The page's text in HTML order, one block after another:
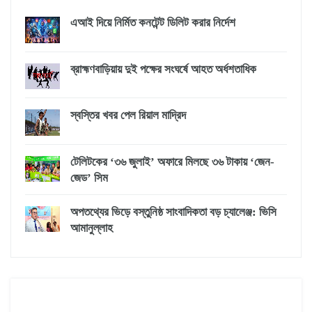
এআই দিয়ে নির্মিত কনটেন্ট ডিলিট করার নির্দেশ
ব্রাহ্মণবাড়িয়ায় দুই পক্ষের সংঘর্ষে আহত অর্ধশতাধিক
স্বস্তির খবর পেল রিয়াল মাদ্রিদ
টেলিটকের ‘৩৬ জুলাই’ অফারে মিলছে ৩৬ টাকায় ‘জেন-
জেড’ সিম
অপতথ্যের ভিড়ে বস্তুনিষ্ঠ সাংবাদিকতা বড় চ্যালেঞ্জ: ভিসি
আমানুল্লাহ